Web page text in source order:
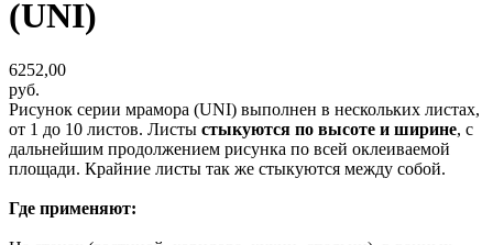
(UNI)
6252,00
руб.
Рисунок серии мрамора (UNI) выполнен в нескольких листах,
от 1 до 10 листов. Листы стыкуются по высоте и ширине, с
дальнейшим продолжением рисунка по всей оклеиваемой
площади. Крайние листы так же стыкуются между собой.
Где применяют: